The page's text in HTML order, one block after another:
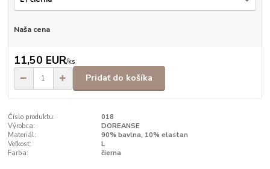
Naša cena
11,50 EUR/ks
Pridať do košíka
Číslo produktu:
018
Výrobca:
DOREANSE
Materiál:
90% bavlna, 10% elastan
Veľkosť:
L
Farba:
čierna